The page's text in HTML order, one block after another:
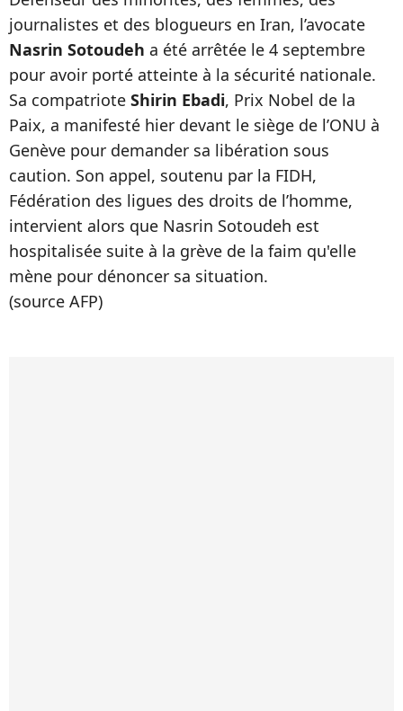
journalistes et des blogueurs en Iran, l’avocate
Nasrin Sotoudeh a été arrêtée le 4 septembre
pour avoir porté atteinte à la sécurité nationale.
Sa compatriote Shirin Ebadi, Prix Nobel de la
Paix, a manifesté hier devant le siège de l’ONU à
Genève pour demander sa libération sous
caution. Son appel, soutenu par la FIDH,
Fédération des ligues des droits de l’homme,
intervient alors que Nasrin Sotoudeh est
hospitalisée suite à la grève de la faim qu'elle
mène pour dénoncer sa situation.
(source AFP)